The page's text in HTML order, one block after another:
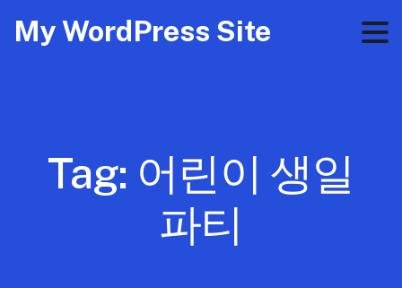
My WordPress Site
Tag: 어린이 생일
파티